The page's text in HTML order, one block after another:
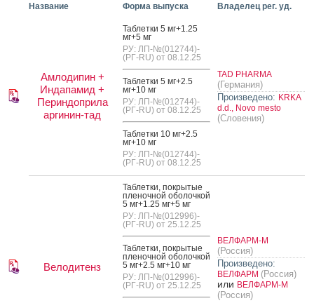
Название Форма выпуска Владелец рег. уд.
Амлодипин +
Индапамид +
Периндоприла
аргинин-тад
Таб­летки 5 мг+1.25
мг+5 мг
РУ: ЛП-№(012744)-
(РГ-RU) от 08.12.25
Таб­летки 5 мг+2.5
мг+10 мг
РУ: ЛП-№(012744)-
(РГ-RU) от 08.12.25
Таб­летки 10 мг+2.5
мг+10 мг
РУ: ЛП-№(012744)-
(РГ-RU) от 08.12.25
TAD PHARMA
(Германия)
Произведено: KRKA
d.d., Novo mesto
(Словения)
Велодитенз
Таб­летки, пок­ры­тые
пле­ноч­ной обо­лоч­кой
5 мг+1.25 мг+5 мг
РУ: ЛП-№(012996)-
(РГ-RU) от 25.12.25
Таб­летки, пок­ры­тые
пле­ноч­ной обо­лоч­кой
5 мг+2.5 мг+10 мг
РУ: ЛП-№(012996)-
(РГ-RU) от 25.12.25
ВЕЛФАРМ-М
(Россия)
Произведено:
ВЕЛФАРМ (Россия)
или ВЕЛФАРМ-М
(Россия)